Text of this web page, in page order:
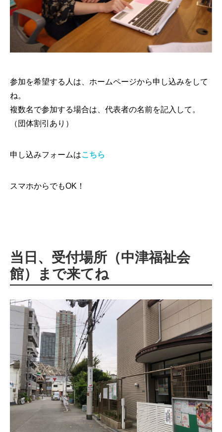
参加を希望する人は、ホームページから申し込みをして
ね。
複数名で参加する場合は、代表者の名前を記入して。
（団体割引あり）
申し込みフォームはこちら
スマホからでもOK！
当日、受付場所（中津福祉会
館）まで来てね